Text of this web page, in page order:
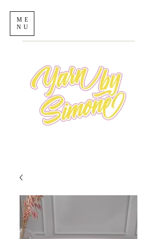
ME
NU